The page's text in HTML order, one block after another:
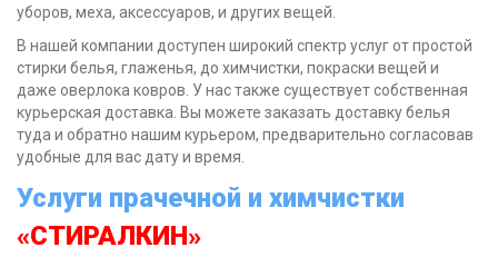
уборов, меха, аксессуаров, и других вещей.
В нашей компании доступен широкий спектр услуг от простой
стирки белья, глаженья, до химчистки, покраски вещей и
даже оверлока ковров. У нас также существует собственная
курьерская доставка. Вы можете заказать доставку белья
туда и обратно нашим курьером, предварительно согласовав
удобные для вас дату и время.
Услуги прачечной и химчистки
«СТИРАЛКИН»